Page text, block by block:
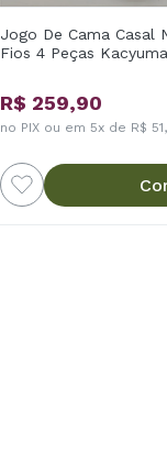
Jogo De Cama Casal
Fios 4 Peças
R$ 259,90
no PIX ou em 5x de R$